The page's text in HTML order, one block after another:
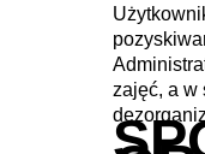
zajęć, a w